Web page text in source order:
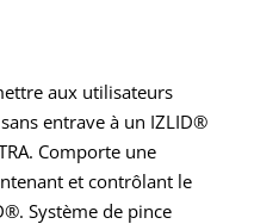
aux utilisateurs
entrave à un IZLID®
Comporte une
et contrôlant le
Système de pince